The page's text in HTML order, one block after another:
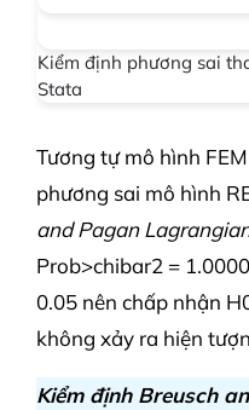
Kiểm định phương sai
Stata
Tương tự mô hình
phương sai mô hình
and Pagan
Prob>chibar2 =
0.05 nên chấp nhận
không xảy ra hiện
Kiểm định Breusch